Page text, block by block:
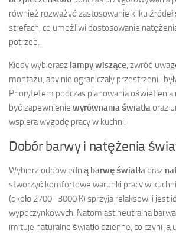
również rozważyć zastosowanie kilku źródeł
strefach, co umożliwi dostosowanie
potrzeb.
Kiedy wybierasz lampy wiszące , zwróć
montażu, aby nie ograniczały przestrzeni i
Priorytetem podczas planowania
być zapewnienie wyrównania światła oraz
wspiera wygodę pracy w kuchni.
Dobór barwy i natężenia
Wybierz odpowiednią barwę światła oraz
stworzyć komfortowe warunki pracy w kuchni.
(około 2700–3000 K) sprzyja relaksowi i jest
wypoczynkowych. Natomiast neutralna
imituje naturalne światło dzienne, co czyni ją